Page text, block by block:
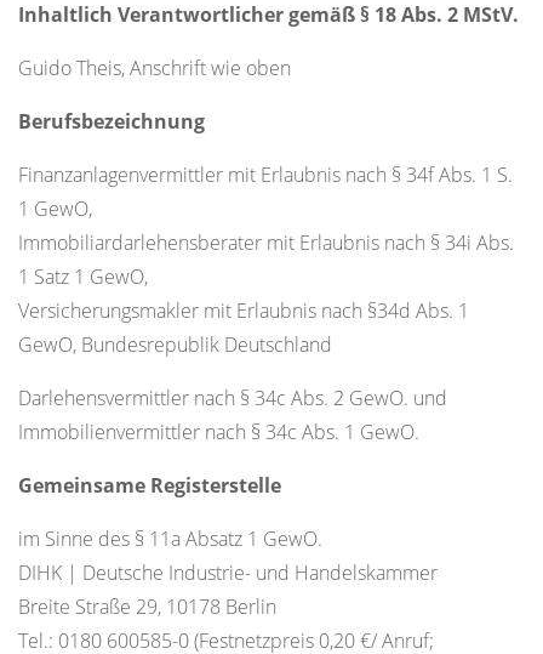
Inhaltlich Verantwortlicher gemäß§ 18 Abs. 2 MStV.
Guido Theis, Anschrift wie oben
Berufsbezeichnung
Finanzanlagenvermittler mit Erlaubnis nach § 34f Abs. 1 S.
1 GewO,
Immobiliardarlehensberater mit Erlaubnis nach § 34i Abs.
1 Satz 1 GewO,
Versicherungsmakler mit Erlaubnis nach §34d Abs. 1
GewO, Bundesrepublik Deutschland
Darlehensvermittler nach § 34c Abs. 2 GewO. und
Immobilienvermittler nach § 34c Abs. 1 GewO.
Gemeinsame Registerstelle
im Sinne des § 11a Absatz 1 GewO.
DIHK | Deutsche Industrie- und Handelskammer
Breite Straße 29, 10178 Berlin
Tel.: 0180 600585-0 (Festnetzpreis 0,20 €/ Anruf;